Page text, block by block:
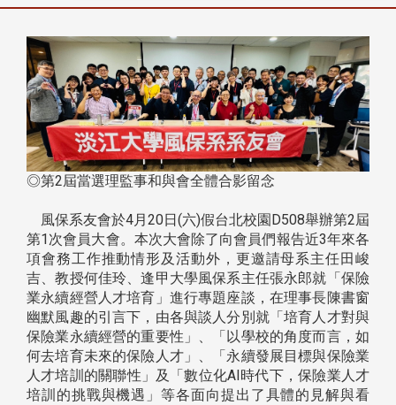
◎第2屆當選理監事和與會全體合影留念
風保系友會於4月20日(六)假台北校園D508舉辦第2屆
第1次會員大會。本次大會除了向會員們報告近3年來各
項會務工作推動情形及活動外，更邀請母系主任田峻
吉、教授何佳玲、逢甲大學風保系主任張永郎就「保險
業永續經營人才培育」進行專題座談，在理事長陳書窗
幽默風趣的引言下，由各與談人分別就「培育人才對與
保險業永續經營的重要性」、「以學校的角度而言，如
何去培育未來的保險人才」、「永續發展目標與保險業
人才培訓的關聯性」及「數位化AI時代下，保險業人才
培訓的挑戰與機遇」等各面向提出了具體的見解與看